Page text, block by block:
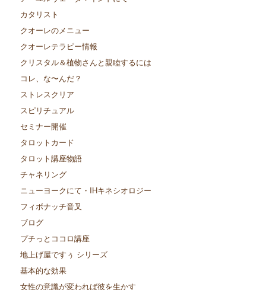
カタリスト
クオーレのメニュー
クオーレテラピー情報
クリスタル＆植物さんと親睦するには
コレ、な〜んだ？
ストレスクリア
スピリチュアル
セミナー開催
タロットカード
タロット講座物語
チャネリング
ニューヨークにて・IHキネシオロジー
フィボナッチ音叉
ブログ
プチっとココロ講座
地上げ屋ですぅ シリーズ
基本的な効果
女性の意識が変われば彼を生かす